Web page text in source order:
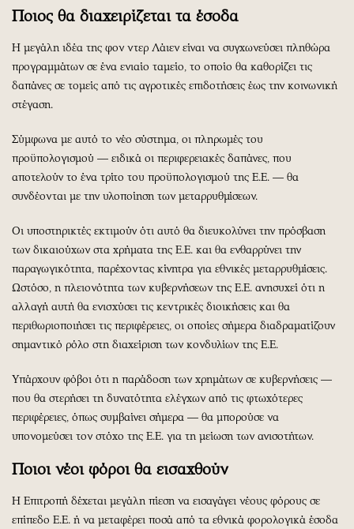
Ποιος θα διαχειρίζεται τα έσοδα
Η μεγάλη ιδέα της φον ντερ Λάιεν είναι να συγχωνεύσει πληθώρα
προγραμμάτων σε ένα ενιαίο ταμείο, το οποίο θα καθορίζει τις
δαπάνες σε τομείς από τις αγροτικές επιδοτήσεις έως την κοινωνική
στέγαση.
Σύμφωνα με αυτό το νέο σύστημα, οι πληρωμές του
προϋπολογισμού ― ειδικά οι περιφερειακές δαπάνες, που
αποτελούν το ένα τρίτο του προϋπολογισμού της Ε.Ε. ― θα
συνδέονται με την υλοποίηση των μεταρρυθμίσεων.
Οι υποστηρικτές εκτιμούν ότι αυτό θα διευκολύνει την πρόσβαση
των δικαιούχων στα χρήματα της Ε.Ε. και θα ενθαρρύνει την
παραγωγικότητα, παρέχοντας κίνητρα για εθνικές μεταρρυθμίσεις.
Ωστόσο, η πλειονότητα των κυβερνήσεων της Ε.Ε. ανησυχεί ότι η
αλλαγή αυτή θα ενισχύσει τις κεντρικές διοικήσεις και θα
περιθωριοποιήσει τις περιφέρειες, οι οποίες σήμερα διαδραματίζουν
σημαντικό ρόλο στη διαχείριση των κονδυλίων της Ε.Ε.
Υπάρχουν φόβοι ότι η παράδοση των χρημάτων σε κυβερνήσεις ―
που θα στερήσει τη δυνατότητα ελέγχων από τις φτωχότερες
περιφέρειες, όπως συμβαίνει σήμερα ― θα μπορούσε να
υπονομεύσει τον στόχο της Ε.Ε. για τη μείωση των ανισοτήτων.
Ποιοι νέοι φόροι θα εισαχθούν
Η Επιτροπή δέχεται μεγάλη πίεση να εισαγάγει νέους φόρους σε
επίπεδο Ε.Ε. ή να μεταφέρει ποσά από τα εθνικά φορολογικά έσοδα